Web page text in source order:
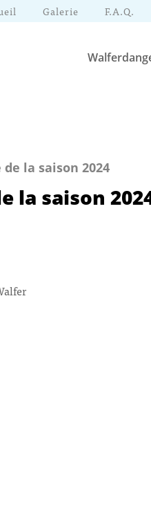
Galerie F.A.Q.
la saison 2024
la saison